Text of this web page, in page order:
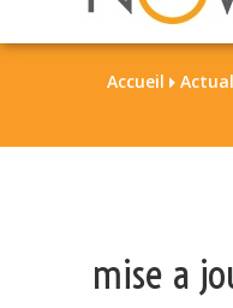
Accueil 
mise a